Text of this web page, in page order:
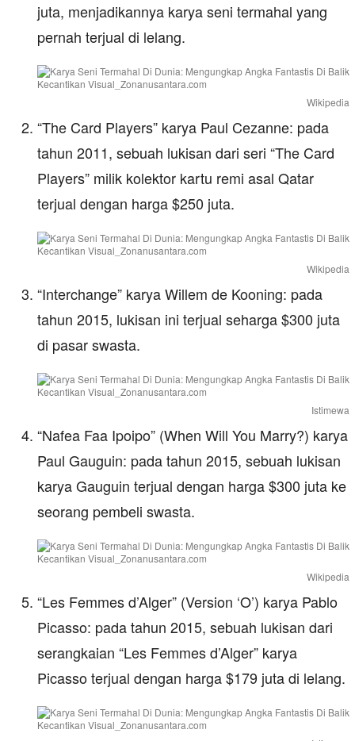
juta, menjadikannya karya seni termahal yang
pernah terjual di lelang.
Wikipedia
“The Card Players” karya Paul Cezanne: pada
tahun 2011, sebuah lukisan dari seri “The Card
Players” milik kolektor kartu remi asal Qatar
terjual dengan harga $250 juta.
Wikipedia
“Interchange” karya Willem de Kooning: pada
tahun 2015, lukisan ini terjual seharga $300 juta
di pasar swasta.
Istimewa
“Nafea Faa Ipoipo” (When Will You Marry?) karya
Paul Gauguin: pada tahun 2015, sebuah lukisan
karya Gauguin terjual dengan harga $300 juta ke
seorang pembeli swasta.
Wikipedia
“Les Femmes d’Alger” (Version ‘O’) karya Pablo
Picasso: pada tahun 2015, sebuah lukisan dari
serangkaian “Les Femmes d’Alger” karya
Picasso terjual dengan harga $179 juta di lelang.